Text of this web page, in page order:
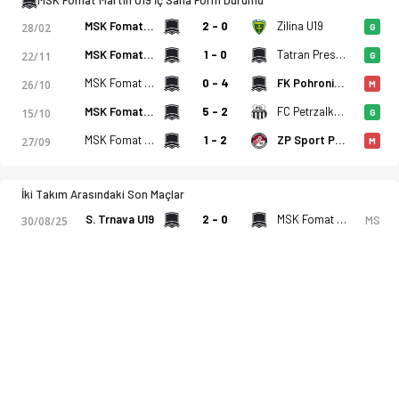
28/02 MSK Fomat Martin U19 2 - 0 Zilina U19 G
22/11 MSK Fomat Martin U19 1 - 0 Tatran Presov U19 G
26/10 MSK Fomat Martin U19 0 - 4 FK Pohronie U19 M
15/10 MSK Fomat Martin U19 5 - 2 FC Petrzalka U19 G
27/09 MSK Fomat Martin U19 1 - 2 ZP Sport Podbrezova U19 M
İki Takım Arasındaki Son Maçlar
30/08/25 S. Trnava U19 2 - 0 MSK Fomat Martin U19 MS